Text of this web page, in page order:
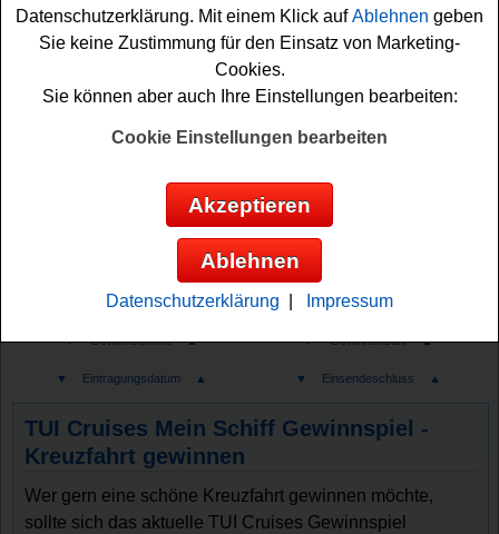
Gewinnspiele sortieren nach:
▼
Gewinnsumme ▲ ▼ Gewinnanzahl ▲
▼ Eintragungsdatum ▲ ▼ Einsendeschluss ▲
TUI Cruises Mein Schiff Gewinnspiel -
Kreuzfahrt gewinnen
Wer gern eine schöne Kreuzfahrt gewinnen möchte,
sollte sich das aktuelle TUI Cruises Gewinnspiel
Datenschutzerklärung. Mit einem Klick aufAblehnen geben
Sie keine Zustimmung für den Einsatz von Marketing-
Cookies.
Sie können aber auch Ihre Einstellungen bearbeiten:
Cookie Einstellungen bearbeiten
Akzeptieren
Ablehnen
Datenschutzerklärung Impressum